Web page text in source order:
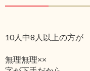
10人中8人以上の方が
無理無理××